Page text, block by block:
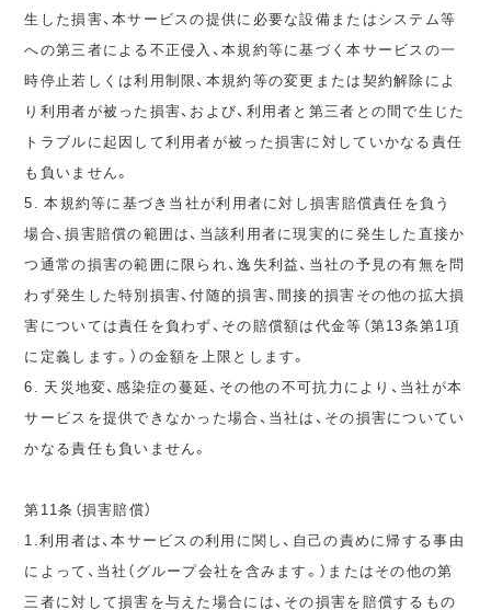
生した損害、本サービスの提供に必要な設備またはシステム等
への第三者による不正侵入、本規約等に基づく本サービスの一
時停止若しくは利用制限、本規約等の変更または契約解除によ
り利用者が被った損害、および、利用者と第三者との間で生じた
トラブルに起因して利用者が被った損害に対していかなる責任
も負いません。
5. 本規約等に基づき当社が利用者に対し損害賠償責任を負う
場合、損害賠償の範囲は、当該利用者に現実的に発生した直接か
つ通常の損害の範囲に限られ、逸失利益、当社の予見の有無を問
わず発生した特別損害、付随的損害、間接的損害その他の拡大損
害については責任を負わず、その賠償額は代金等（第13条第1項
に定義します。）の金額を上限とします。
6. 天災地変、感染症の蔓延、その他の不可抗力により、当社が本
サービスを提供できなかった場合、当社は、その損害についてい
かなる責任も負いません。
第11条（損害賠償）
1.利用者は、本サービスの利用に関し、自己の責めに帰する事由
によって、当社（グループ会社を含みます。）またはその他の第
三者に対して損害を与えた場合には、その損害を賠償するもの